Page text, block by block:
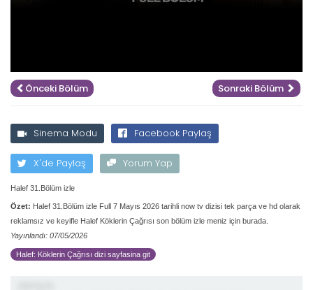
Önceki Bölüm Sonraki Bölüm
Sinema Modu Facebook Paylaş
X'de Paylaş Yorum Yap
Halef 31.Bölüm izle
Özet: Halef 31.Bölüm izle Full 7 Mayıs 2026 tarihli now tv dizisi tek parça ve hd olarak
reklamsız ve keyifle Halef Köklerin Çağrısı son bölüm izle meniz için burada.
Yayınlandı: 07/05/2026
Halef: Köklerin Çağrısı dizi sayfasina git